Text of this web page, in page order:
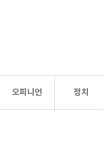
오피니언 정치